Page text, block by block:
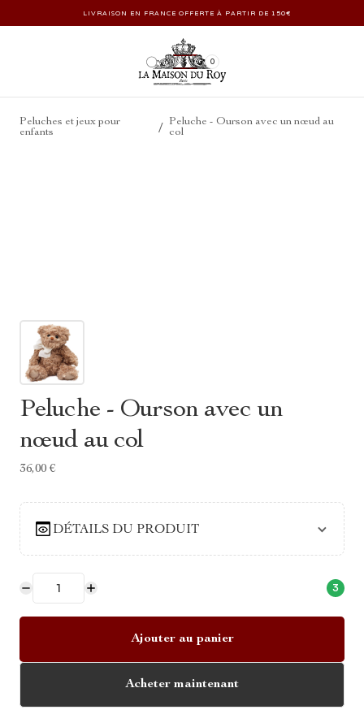
LIVRAISON EN FRANCE OFFERTE À PARTIR DE 150€
0
Peluches et jeux pour
enfants
/
Peluche - Ourson avec un nœud au
col
Peluche - Ourson avec un
nœud au col
36,00 €
DÉTAILS DU PRODUIT
3
Ajouter au panier
Acheter maintenant